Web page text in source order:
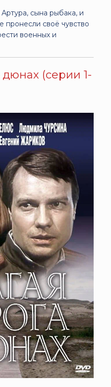
сына рыбака, и
пронесли своё чувство
военных и
(серии 1-